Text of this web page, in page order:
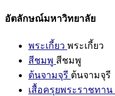
อัตลักษณ์มหาวิทยาลัย
พระเกี้ยว พระเกี้ยว
สีชมพู สีชมพู
ต้นจามจุรี ต้นจามจุรี
เสื้อครุยพระราชทาน